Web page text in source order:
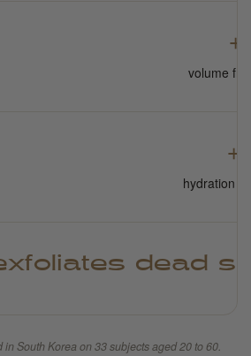
volume
hydration
dead
South Korea on 33 subjects aged 20 to 60.